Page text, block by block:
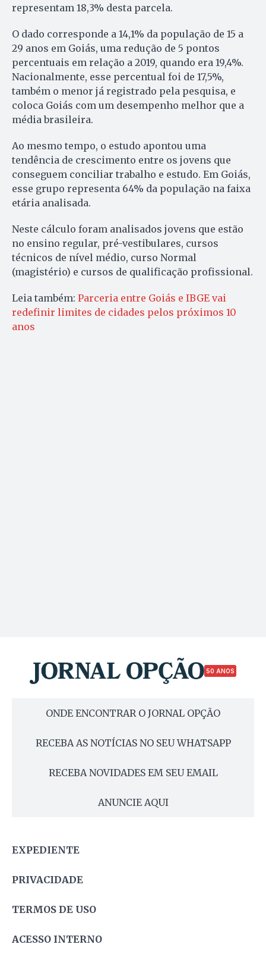
representam 18,3% desta parcela.
O dado corresponde a 14,1% da população de 15 a
29 anos em Goiás, uma redução de 5 pontos
percentuais em relação a 2019, quando era 19,4%.
Nacionalmente, esse percentual foi de 17,5%,
também o menor já registrado pela pesquisa, e
coloca Goiás com um desempenho melhor que a
média brasileira.
Ao mesmo tempo, o estudo apontou uma
tendência de crescimento entre os jovens que
conseguem conciliar trabalho e estudo. Em Goiás,
esse grupo representa 64% da população na faixa
etária analisada.
Neste cálculo foram analisados jovens que estão
no ensino regular, pré-vestibulares, cursos
técnicos de nível médio, curso Normal
(magistério) e cursos de qualificação profissional.
Leia também: Parceria entre Goiás e IBGE vai
redefinir limites de cidades pelos próximos 10
anos
50 ANOS
ONDE ENCONTRAR O JORNAL OPÇÃO
RECEBA AS NOTÍCIAS NO SEU WHATSAPP
RECEBA NOVIDADES EM SEU EMAIL
ANUNCIE AQUI
EXPEDIENTE
PRIVACIDADE
TERMOS DE USO
ACESSO INTERNO